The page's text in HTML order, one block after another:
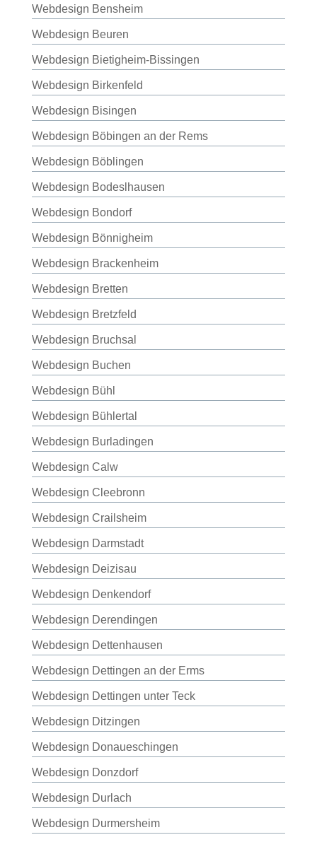
Webdesign Bensheim
Webdesign Beuren
Webdesign Bietigheim-Bissingen
Webdesign Birkenfeld
Webdesign Bisingen
Webdesign Böbingen an der Rems
Webdesign Böblingen
Webdesign Bodeslhausen
Webdesign Bondorf
Webdesign Bönnigheim
Webdesign Brackenheim
Webdesign Bretten
Webdesign Bretzfeld
Webdesign Bruchsal
Webdesign Buchen
Webdesign Bühl
Webdesign Bühlertal
Webdesign Burladingen
Webdesign Calw
Webdesign Cleebronn
Webdesign Crailsheim
Webdesign Darmstadt
Webdesign Deizisau
Webdesign Denkendorf
Webdesign Derendingen
Webdesign Dettenhausen
Webdesign Dettingen an der Erms
Webdesign Dettingen unter Teck
Webdesign Ditzingen
Webdesign Donaueschingen
Webdesign Donzdorf
Webdesign Durlach
Webdesign Durmersheim